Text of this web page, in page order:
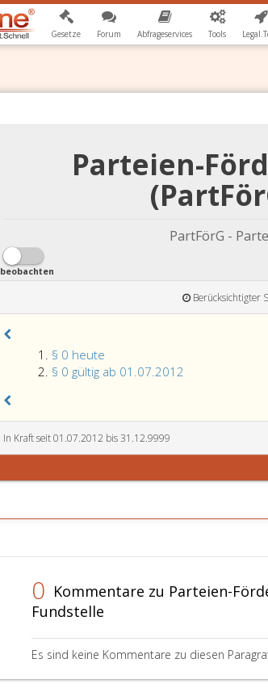
Gesetze Forum Abfrageservices Tools
Parteien-
PartFörG -
beobachten
Berücksichtigter
§ 0 heute
§ 0 gültig ab 01.07.2012
In Kraft seit 01.07.2012 bis 31.12.9999
0 Kommentare zu Parteien-
Fundstelle
Es sind keine Kommentare zu diesen